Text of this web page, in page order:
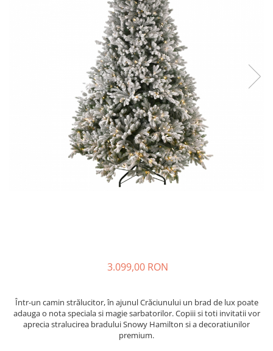
3.099,00 RON
Într-un camin strălucitor, în ajunul Crăciunului un brad de lux poate
adauga o nota speciala si magie sarbatorilor. Copiii si toti invitatii vor
aprecia stralucirea bradului Snowy Hamilton si a decoratiunilor
premium.